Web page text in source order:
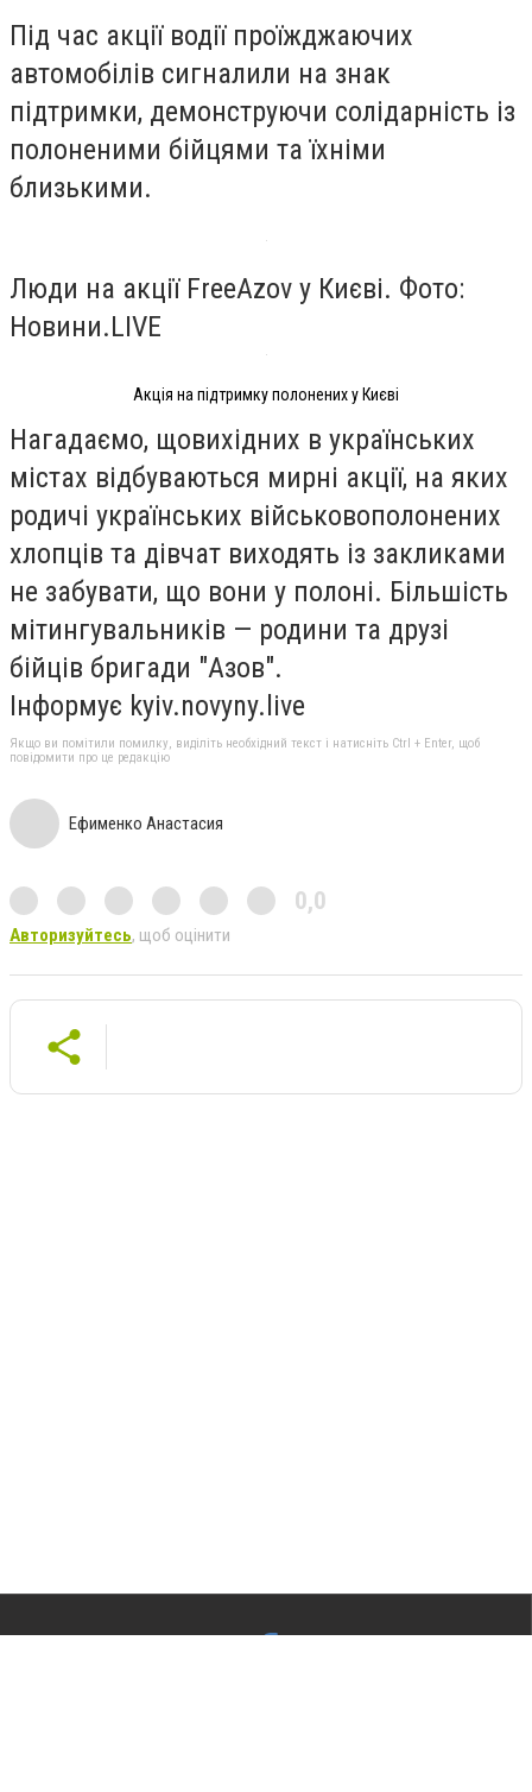
Під час акції водії проїжджаючих
автомобілів сигналили на знак
підтримки, демонструючи солідарність із
полоненими бійцями та їхніми
близькими.
Люди на акції FreeAzov у Києві. Фото:
Новини.LIVE
Акція на підтримку полонених у Києві
Нагадаємо, щовихідних в українських
містах відбуваються мирні акції, на яких
родичі українських військовополонених
хлопців та дівчат виходять із закликами
не забувати, що вони у полоні. Більшість
мітингувальників — родини та друзі
бійців бригади "Азов".
Інформує kyiv.novyny.live
Якщо ви помітили помилку, виділіть необхідний текст і натисніть Ctrl + Enter, щоб
повідомити про це редакцію
Ефименко Анастасия
0,0
Авторизуйтесь, щоб оцінити